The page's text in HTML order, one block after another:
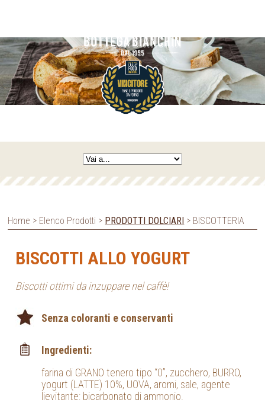
Home > Elenco Prodotti > PRODOTTI DOLCIARI > BISCOTTERIA
BISCOTTI ALLO YOGURT
Biscotti ottimi da inzuppare nel caffè!
Senza coloranti e conservanti
Ingredienti:
farina di GRANO tenero tipo “0”, zucchero, BURRO,
yogurt (LATTE) 10%, UOVA, aromi, sale, agente
lievitante: bicarbonato di ammonio.